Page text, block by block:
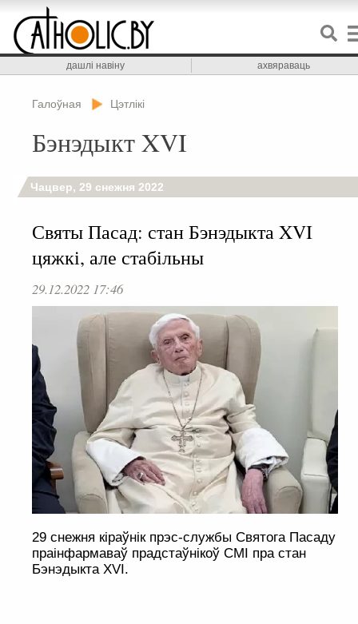
дашлі навіну ахвяраваць
Галоўная Цэтлікі
Бэнэдыкт XVI
Чацвер, 29 снежня 2022
Святы Пасад: стан Бэнэдыкта XVI
цяжкі, але стабільны
29.12.2022 17:46
29 снежня кіраўнік прэс-службы Святога Пасаду
праінфармаваў прадстаўнікоў СМІ пра стан
Бэнэдыкта XVI.